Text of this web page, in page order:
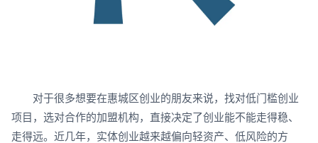
对于很多想要在惠城区创业的朋友来说，找对低门槛创业
项目，选对合作的加盟机构，直接决定了创业能不能走得稳、
走得远。近几年，实体创业越来越偏向轻资产、低风险的方